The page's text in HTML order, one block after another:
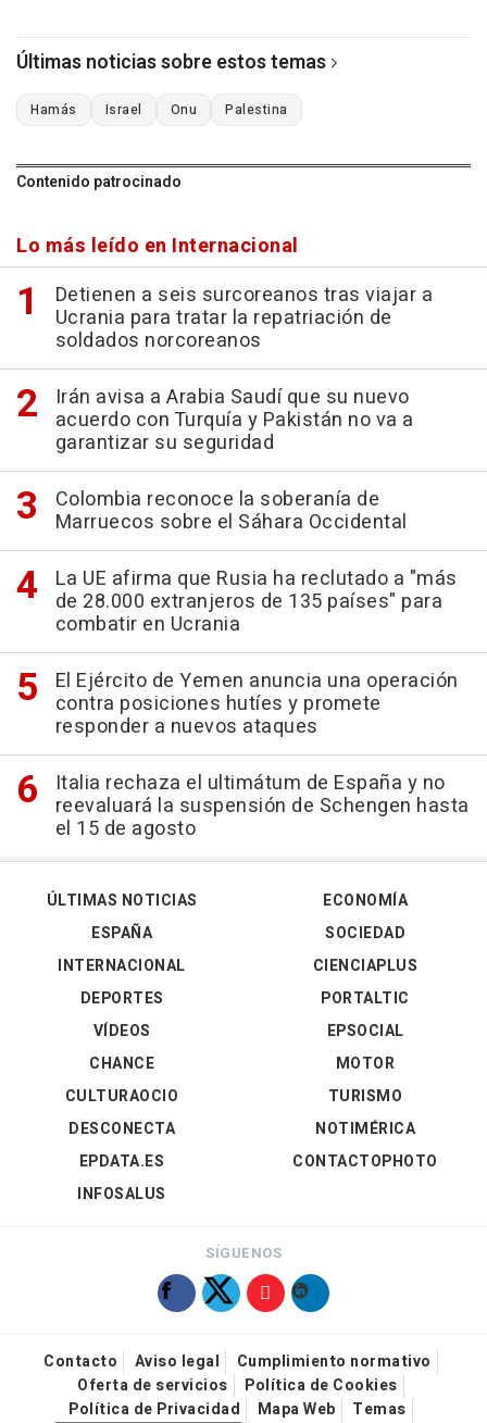
Últimas noticias sobre estos temas
Hamás Israel Onu Palestina
Contenido patrocinado
Lo más leído en Internacional
Detienen a seis surcoreanos tras viajar a
Ucrania para tratar la repatriación de
soldados norcoreanos
Irán avisa a Arabia Saudí que su nuevo
acuerdo con Turquía y Pakistán no va a
garantizar su seguridad
Colombia reconoce la soberanía de
Marruecos sobre el Sáhara Occidental
La UE afirma que Rusia ha reclutado a "más
de 28.000 extranjeros de 135 países" para
combatir en Ucrania
El Ejército de Yemen anuncia una operación
contra posiciones hutíes y promete
responder a nuevos ataques
Italia rechaza el ultimátum de España y no
reevaluará la suspensión de Schengen hasta
el 15 de agosto
ÚLTIMAS NOTICIAS
ESPAÑA
INTERNACIONAL
DEPORTES
VÍDEOS
ECONOMÍA
SOCIEDAD
CIENCIAPLUS
PORTALTIC
EPSOCIAL
CHANCE
CULTURAOCIO
DESCONECTA
EPDATA.ES
INFOSALUS
MOTOR
TURISMO
NOTIMÉRICA
CONTACTOPHOTO
SÍGUENOS
Contacto Aviso legal
Cumplimiento normativo
Oferta de servicios
Política de Cookies
Política de Privacidad
Mapa Web Temas